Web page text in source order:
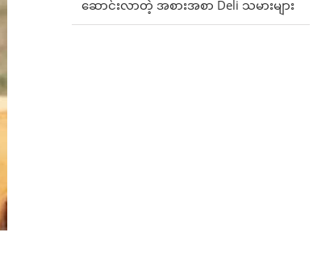
ဆောင်းလာတဲ့ အစားအစာ Deli သမားများ